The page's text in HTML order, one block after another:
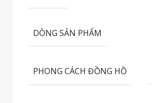
DÒNG SẢN PHẨM
PHONG CÁCH ĐỒNG HỒ